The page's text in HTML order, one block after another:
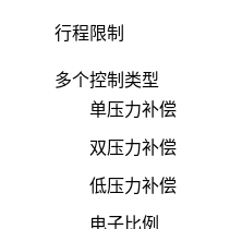
行程限制
多个控制类型
单压力补偿
双压力补偿
低压力补偿